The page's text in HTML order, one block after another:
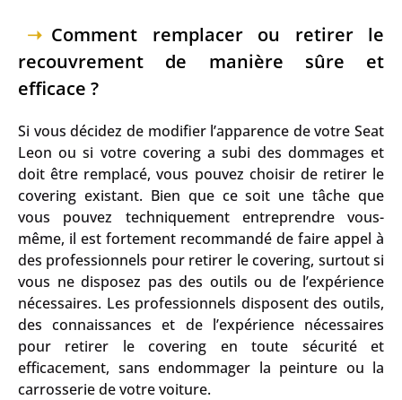
Comment remplacer ou retirer le
recouvrement de manière sûre et
efficace ?
Si vous décidez de modifier l’apparence de votre Seat
Leon ou si votre covering a subi des dommages et
doit être remplacé, vous pouvez choisir de retirer le
covering existant. Bien que ce soit une tâche que
vous pouvez techniquement entreprendre vous-
même, il est fortement recommandé de faire appel à
des professionnels pour retirer le covering, surtout si
vous ne disposez pas des outils ou de l’expérience
nécessaires. Les professionnels disposent des outils,
des connaissances et de l’expérience nécessaires
pour retirer le covering en toute sécurité et
efficacement, sans endommager la peinture ou la
carrosserie de votre voiture.